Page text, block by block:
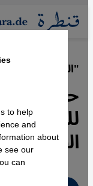
Inhalt springen
"الحرية هى
حنة آرندت:
الحرية
to help
and
about
see our
can